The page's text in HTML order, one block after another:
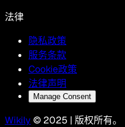
法律
隐私政策
服务条款
Cookie政策
法律声明
Manage Consent
Wikily © 2025 | 版权所有。